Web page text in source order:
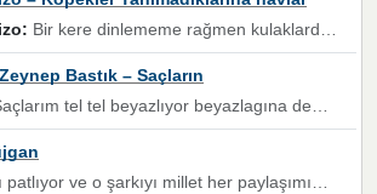
Bir kere dinlememe rağmen kulaklardan gitmiyor sen sen sen sen kurban ol sen sen sen sen hayran ol yükses ses müzik dinleme sebebisiniz canlar bomba gibi patladınız maşallah
Bastık – Saçların
tel tel beyazlıyor beyazlagına degil yanımda sen yoksun ona üzülüyorum günler bir bir geçiyor geçen günlere değil sensiz geçen günlere darılıyorum,Dinledikce asla kavusamayacagim ama asla unutamicagim sevdiğim adam için yanar içim
koyuyor ve öyle bir durum hal alıyor ki şarkıyı dinlemeden şarkıdan bikıyorsun Ama bu enteresan bir şekilde dillere dolanıyor millet olarak seviyoruz dertlerle boğuşurken bir yandan da göbek atmayi))) diyeceklerim bu kadar güzel hoş bir sayfa emeğinize sağlık arkadaşlar kolay gelsin